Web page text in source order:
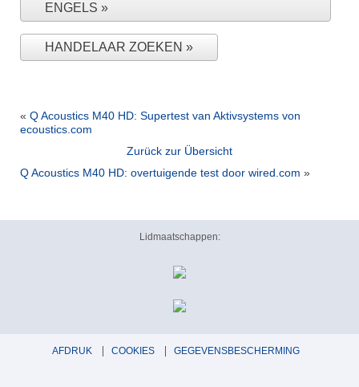
ENGELS
HANDELAAR ZOEKEN
« Q Acoustics M40 HD: Supertest van Aktivsystems von
ecoustics.com
Zurück zur Übersicht
Q Acoustics M40 HD: overtuigende test door wired.com »
Lidmaatschappen:
AFDRUK COOKIES GEGEVENSBESCHERMING